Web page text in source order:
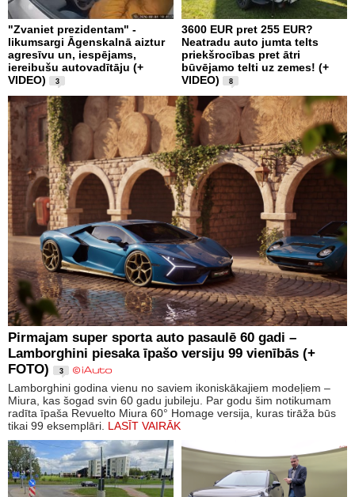
"Zvaniet prezidentam" -
likumsargi Āgenskalnā aiztur
agresīvu un, iespējams,
iereibušu autovadītāju (+
VIDEO)
3
3600 EUR pret 255 EUR?
Neatradu auto jumta telts
priekšrocības pret ātri
būvējamo telti uz zemes! (+
VIDEO)
8
Pirmajam super sporta auto pasaulē 60 gadi –
Lamborghini piesaka īpašo versiju 99 vienībās (+
FOTO)
3
Lamborghini godina vienu no saviem ikoniskākajiem modeļiem –
Miura, kas šogad svin 60 gadu jubileju. Par godu šim notikumam
radīta īpaša Revuelto Miura 60° Homage versija, kuras tirāža būs
tikai 99 eksemplāri. LASĪT VAIRĀK